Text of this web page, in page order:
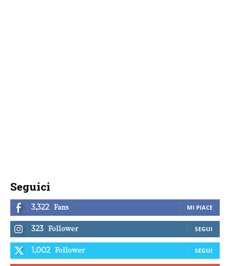
Seguici
3,322 Fans MI PIACE
323 Follower SEGUI
1,002 Follower SEGUI